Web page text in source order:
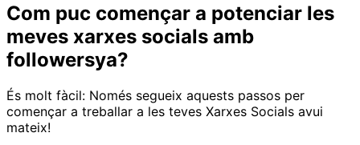
Com puc començar a potenciar les
meves xarxes socials amb
followersya?
És molt fàcil: Només segueix aquests passos per
començar a treballar a les teves Xarxes Socials avui
mateix!